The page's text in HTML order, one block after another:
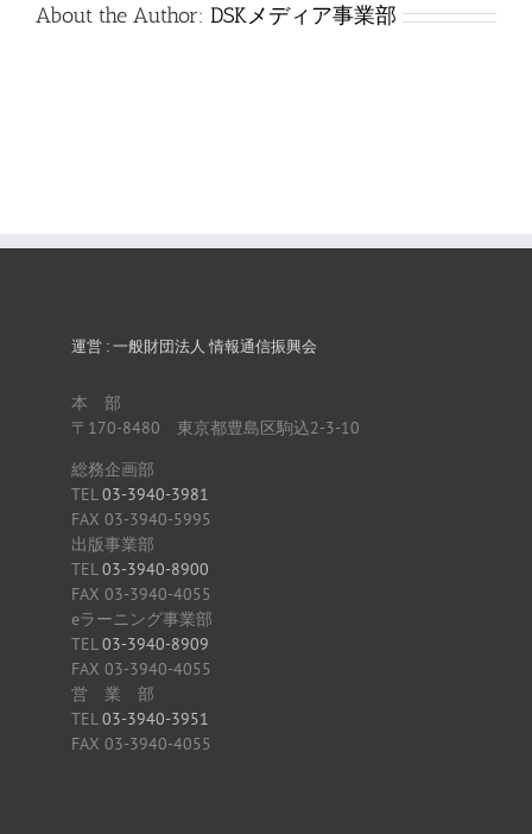
About the Author: DSKメディア事業部
運営 : 一般財団法人 情報通信振興会
本 部
〒170-8480 東京都豊島区駒込2-3-10
総務企画部
TEL03-3940-3981
FAX 03-3940-5995
出版事業部
TEL03-3940-8900
FAX 03-3940-4055
eラーニング事業部
TEL03-3940-8909
FAX 03-3940-4055
営 業 部
TEL03-3940-3951
FAX 03-3940-4055